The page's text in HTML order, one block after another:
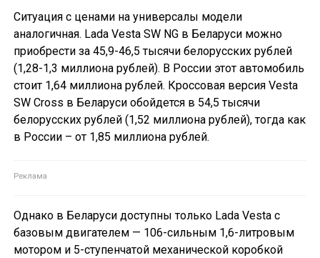
Ситуация с ценами на универсалы модели
аналогичная. Lada Vesta SW NG в Беларуси можно
приобрести за 45,9-46,5 тысячи белорусских рублей
(1,28-1,3 миллиона рублей). В России этот автомобиль
стоит 1,64 миллиона рублей. Кроссовая версия Vesta
SW Cross в Беларуси обойдется в 54,5 тысячи
белорусских рублей (1,52 миллиона рублей), тогда как
в России – от 1,85 миллиона рублей.
Однако в Беларуси доступны только Lada Vesta с
базовым двигателем — 106-сильным 1,6-литровым
мотором и 5-ступенчатой механической коробкой